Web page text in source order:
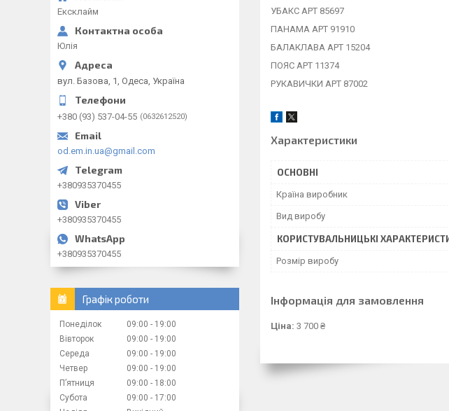
УБАКС АРТ 85697
ПАНАМА АРТ 91910
БАЛАКЛАВА АРТ 15204
ПОЯС АРТ 11374
РУКАВИЧКИ АРТ 87002
Характеристики
ОСНОВНІ
Країна виробник
Вид виробу
КОРИСТУВАЛЬНИЦЬКІ
Розмір виробу
Інформація для замовлення
Ціна: 3 700 ₴
Ексклайм
Юлія
вул. Базова, 1, Одеса, Україна
+380 (93) 537-04-55 0632612520
od.em.in.ua@gmail.com
+380935370455
+380935370455
+380935370455
Графік роботи
Понеділок 09:00
19:00
Вівторок
09:00
19:00
Середа
09:00
19:00
Четвер
09:00
19:00
Пʼятниця
09:00
18:00
Субота
09:00
17:00